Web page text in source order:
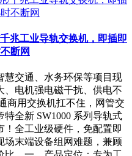
兆工业导轨交换机，即插即
断网
慧交通、水务环保等项目现
、电机强电磁干扰、供电不
用交换机扛不住，网管交
全新 SW1000 系列导轨式
全工业级硬件，免配置即
场末端设备组网难题，兼顾